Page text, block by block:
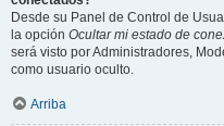
Desde su Panel de Control de
la opción Ocultar mi estado de
será visto por Administradores,
como usuario oculto.
Arriba